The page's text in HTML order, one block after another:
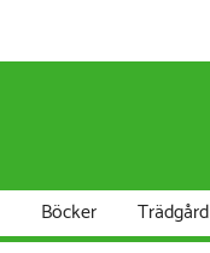
Böcker Trädgård